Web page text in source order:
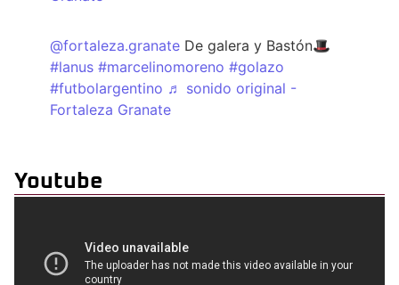
@fortaleza.granate De galera y Bastón🎩
#lanus #marcelinomoreno #golazo
#futbolargentino ♬ sonido original -
Fortaleza Granate
Youtube